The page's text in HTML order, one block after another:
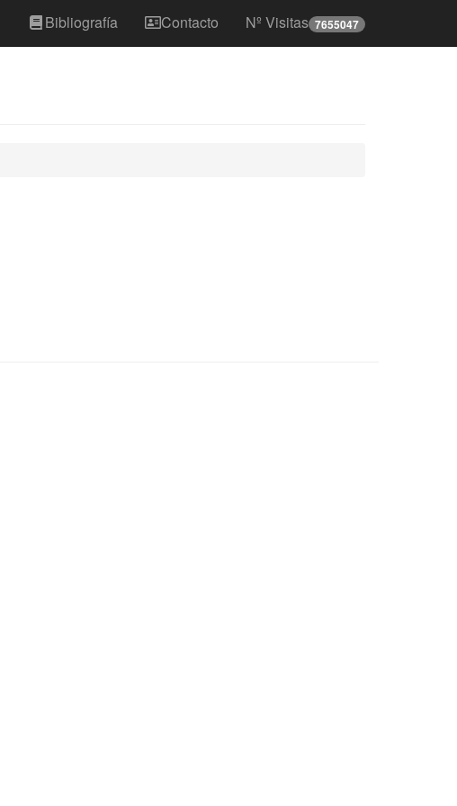
Bibliografía Contacto Nº Visitas 7655047